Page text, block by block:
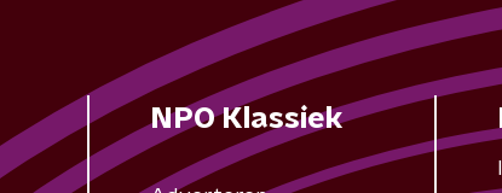
NPO Klassiek